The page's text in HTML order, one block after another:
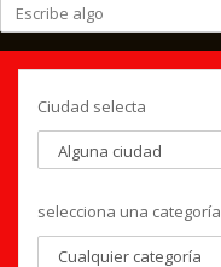
Ciudad selecta
selecciona una categoría